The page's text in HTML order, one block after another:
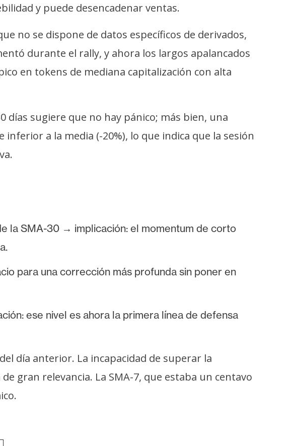
y puede desencadenar ventas.
no se dispone de datos específicos de derivados,
durante el rally, y ahora los largos apalancados
en tokens de mediana capitalización con alta
días sugiere que no hay pánico; más bien, una
a la media (-20%), lo que indica que la sesión
la SMA-30 → implicación: el momentum de corto
para una corrección más profunda sin poner en
ese nivel es ahora la primera línea de defensa
día anterior. La incapacidad de superar la
gran relevancia. La SMA-7, que estaba un centavo